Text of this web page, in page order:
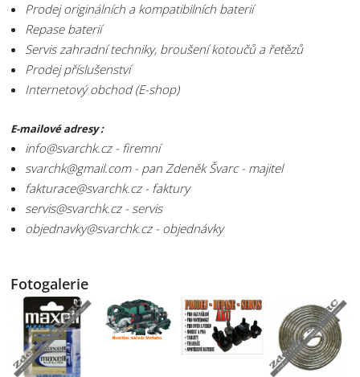
Prodej originálních a kompatibilních baterií
Repase baterií
Servis zahradní techniky, broušení kotoučů a řetězů
Prodej příslušenství
Internetový obchod (E-shop)
E-mailové adresy :
info@svarchk.cz - firemní
svarchk@gmail.com - pan Zdeněk Švarc - majitel
fakturace@svarchk.cz - faktury
servis@svarchk.cz - servis
objednavky@svarchk.cz - objednávky
Fotogalerie